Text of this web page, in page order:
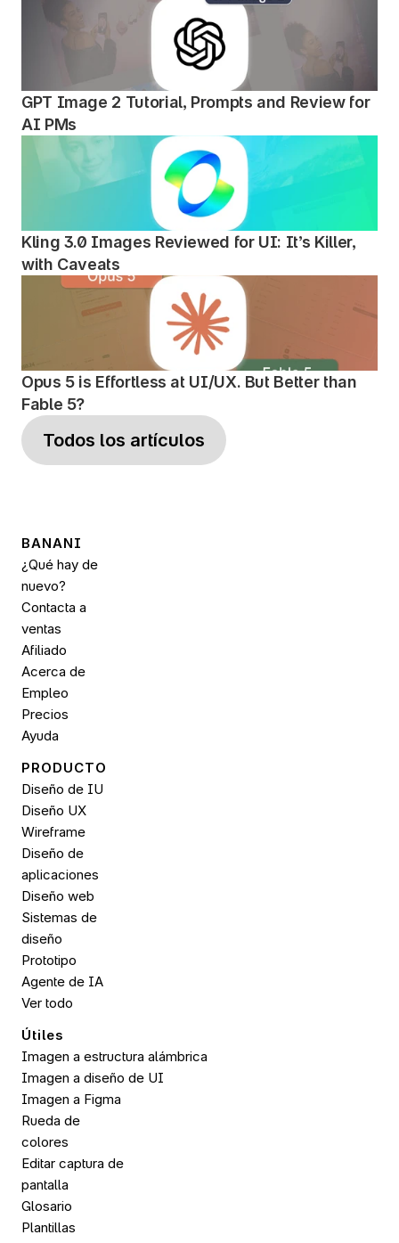
GPT Image 2 Tutorial, Prompts and Review for
AI PMs
Kling 3.0 Images Reviewed for UI: It’s Killer,
with Caveats
Opus 5 is Effortless at UI/UX. But Better than
Fable 5?
Todos los artículos
BANANI
¿Qué hay de
nuevo?
Contacta a
ventas
Afiliado
Acerca de
Empleo
Precios
Ayuda
PRODUCTO
Diseño de IU
Diseño UX
Wireframe
Diseño de
aplicaciones
Diseño web
Sistemas de
diseño
Prototipo
Agente de IA
Ver todo
Útiles
Imagen a estructura alámbrica
Imagen a diseño de UI
Imagen a Figma
Rueda de
colores
Editar captura de
pantalla
Glosario
Plantillas